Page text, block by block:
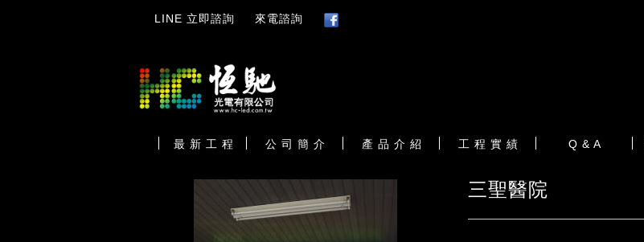
LINE 立即諮詢 來電諮詢
最 新 工 程 公 司 簡 介 產 品 介 紹 工 程 實 績 Q & A
三聖醫院